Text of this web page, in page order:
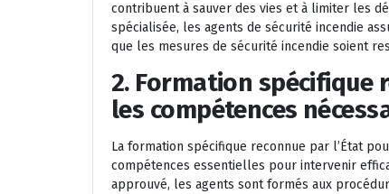
contribuent à sauver des vies et à limiter les
spécialisée, les agents de sécurité incendie
que les mesures de sécurité incendie soient
2. Formation spécifique
les compétences
La formation spécifique reconnue par l’État
compétences essentielles pour intervenir
approuvé, les agents sont formés aux